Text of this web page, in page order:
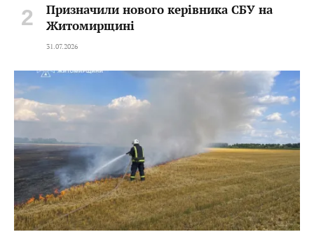
Призначили нового керівника СБУ на
Житомирщині
31.07.2026